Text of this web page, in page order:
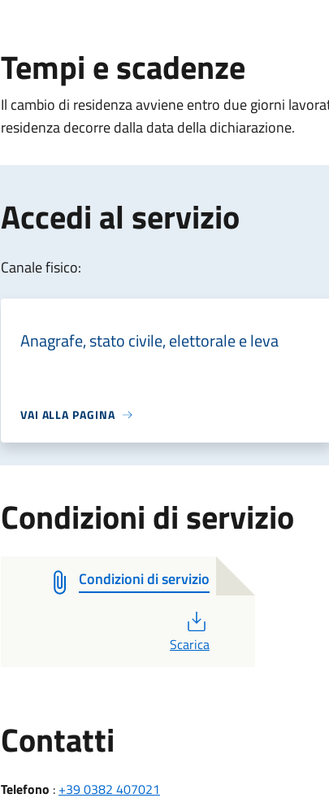
Tempi e scadenze
Il cambio di residenza avviene entro due giorni
residenza decorre dalla data della dichiarazione.
Accedi al servizio
Canale fisico:
Anagrafe, stato civile, elettorale e leva
VAI ALLA PAGINA
Condizioni di servizio
Condizioni di servizio
Scarica
Contatti
Telefono : +39 0382 407021